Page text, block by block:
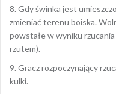
8. Gdy świnka jest
zmieniać terenu boiska.
powstałe w wyniku
rzutem).
9. Gracz rozpoczynający
kulki.